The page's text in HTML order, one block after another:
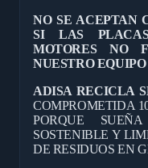
NO SE ACEPTAN
SI LAS
MOTORES NO
NUESTRO
ADISA RECICLA
COMPROMETIDA
PORQUE
SOSTENIBLE Y
DE RESIDUOS EN